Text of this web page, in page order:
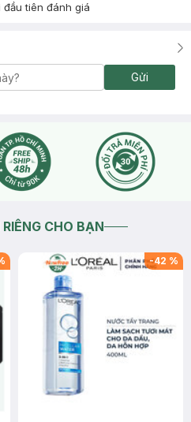
đầu tiên đánh giá
Gửi
CHO BẠN
-42 %